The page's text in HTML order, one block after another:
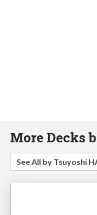
More Decks
See All by Tsuyoshi